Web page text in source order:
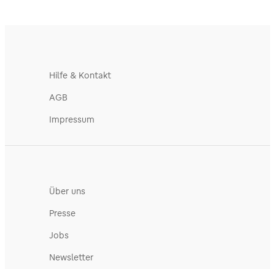
Hilfe & Kontakt
AGB
Impressum
Über uns
Presse
Jobs
Newsletter